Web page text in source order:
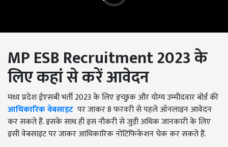
MP ESB Recruitment 2023के
लिए कहां से करें आवेदन
मध्य प्रदेश ईएसबी भर्ती 2023 के लिए इच्छुक और योग्य उम्मीदवार बोर्ड की
आधिकारिक वेबसाइट पर जाकर 8 फरवरी से पहले ऑनलाइन आवेदन
कर सकते हैं. इसके साथ ही इस नौकरी से जुड़ी अधिक जानकारी के लिए
इसी वेबसाइट पर जाकर आधिकारिक नोटिफिकेशन चेक कर सकते हैं.